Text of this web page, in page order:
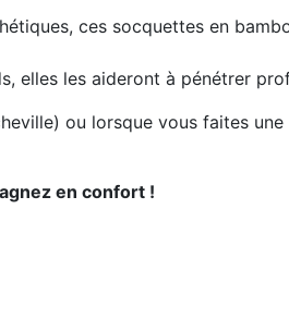
ces socquettes en
elles les aideront à pénétrer
ou lorsque vous faites une
en confort !